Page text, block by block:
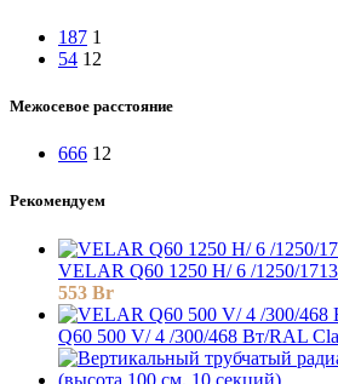
187 1
54 12
Межосевое расстояние
666 12
Рекомендуем
VELAR Q60 1250 H/ 6 /1250/
553 Br
Q60 500 V/ 4 /300/468 Вт/RAL